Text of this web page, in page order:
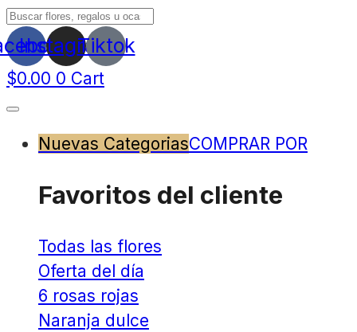
Instagram
Tiktok
$0.00 0 Cart
Nuevas CategoriasCOMPRAR POR
Favoritos del cliente
Todas las flores
Oferta del día
6 rosas rojas
Naranja dulce